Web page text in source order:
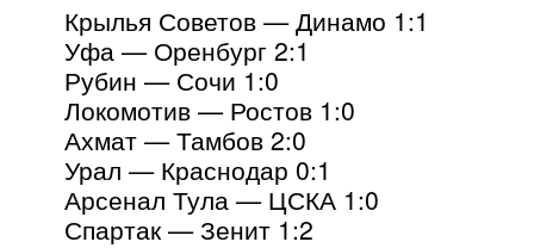
Крылья Советов — Динамо 1:1
Уфа — Оренбург 2:1
Рубин — Сочи 1:0
Локомотив — Ростов 1:0
Ахмат — Тамбов 2:0
Урал — Краснодар 0:1
Арсенал Тула — ЦСКА 1:0
Спартак — Зенит 1:2